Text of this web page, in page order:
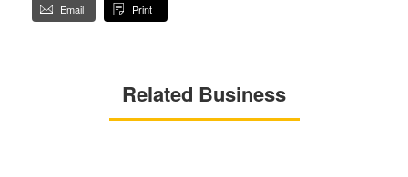
Email Print
Related Business